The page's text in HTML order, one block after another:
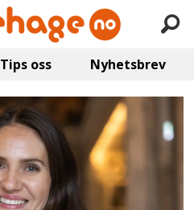
Tips oss Nyhetsbrev